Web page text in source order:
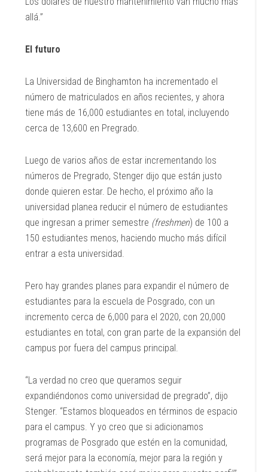
allá.”
El futuro
La Universidad de Binghamton ha incrementado el
número de matriculados en años recientes, y ahora
tiene más de 16,000 estudiantes en total, incluyendo
cerca de 13,600 en Pregrado.
Luego de varios años de estar incrementando los
números de Pregrado, Stenger dijo que están justo
donde quieren estar. De hecho, el próximo año la
universidad planea reducir el número de estudiantes
que ingresan a primer semestre (freshmen) de 100 a
150 estudiantes menos, haciendo mucho más difícil
entrar a esta universidad.
Pero hay grandes planes para expandir el número de
estudiantes para la escuela de Posgrado, con un
incremento cerca de 6,000 para el 2020, con 20,000
estudiantes en total, con gran parte de la expansión del
campus por fuera del campus principal.
“La verdad no creo que queramos seguir
expandiéndonos como universidad de pregrado”, dijo
Stenger. “Estamos bloqueados en términos de espacio
para el campus. Y yo creo que si adicionamos
programas de Posgrado que estén en la comunidad,
será mejor para la economía, mejor para la región y